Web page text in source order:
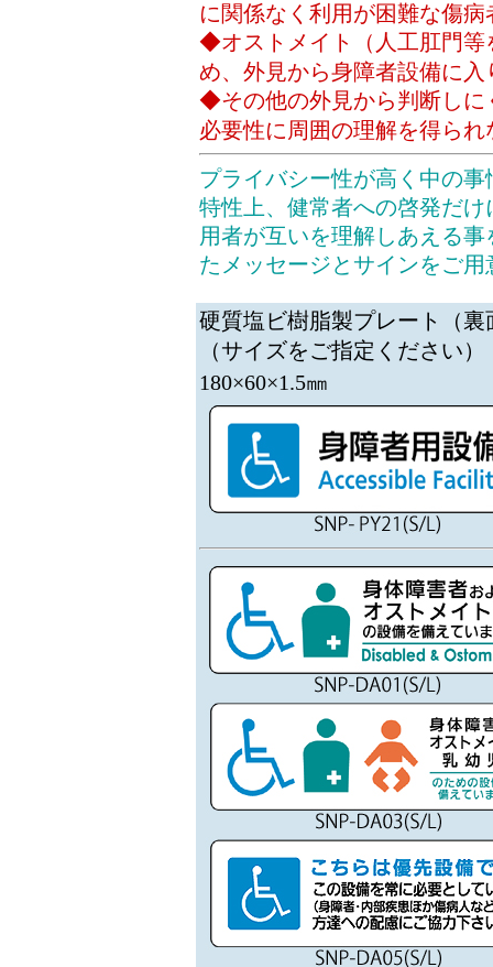
に関係なく利用が困難な傷病
◆オストメイト（人工肛門等
め、外見から身障者設備に入
◆その他の外見から判断しに
必要性に周囲の理解を得られ
プライバシー性が高く中の
特性上、健常者への啓発だ
用者が互いを理解しあえる
たメッセージとサインをご
硬質塩ビ樹脂製プレート（
（サイズをご指定くださ
180×60×1.5㎜